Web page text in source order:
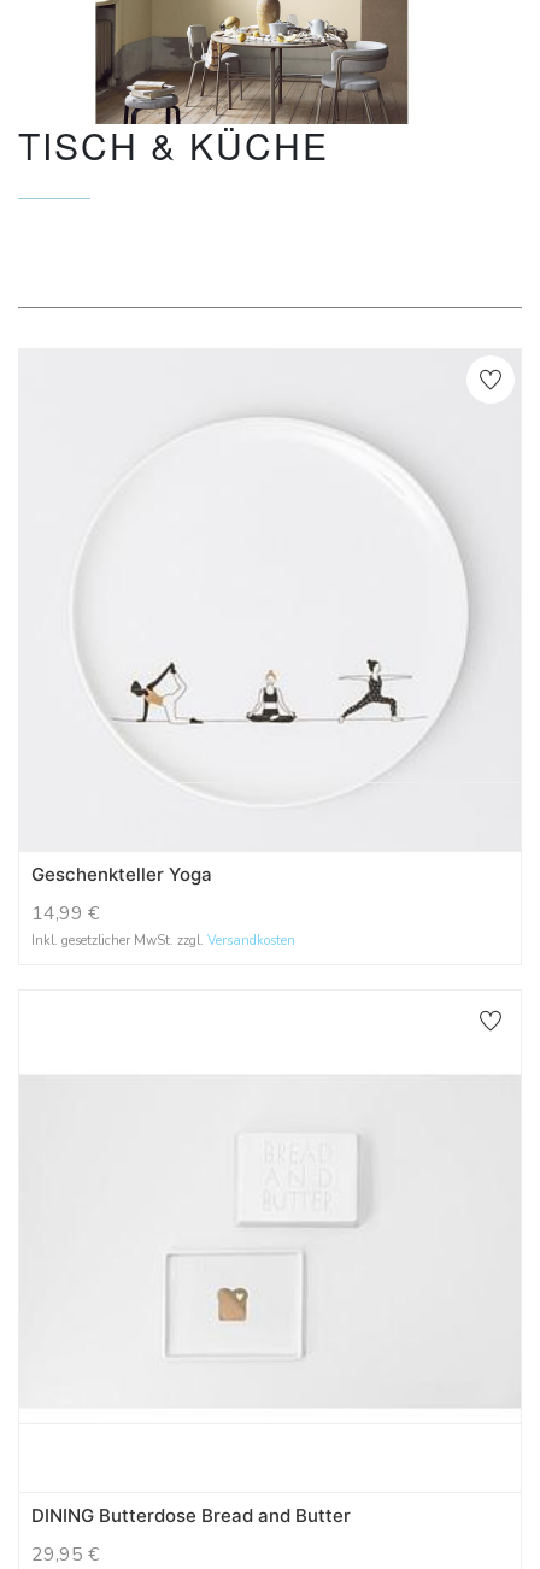
TISCH & KÜCHE
Geschenkteller Yoga
14,99 €
Inkl. gesetzlicher MwSt. zzgl. Versandkosten
DINING Butterdose Bread and Butter
29,95 €